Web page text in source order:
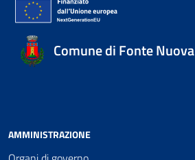
Comune di Fonte Nuova
AMMINISTRAZIONE